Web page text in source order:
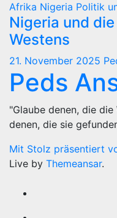
Afrika Nigeria Politik
Nigeria und
Westens
21. November 2025
Peds
"Glaube denen, die
denen, die sie
Mit Stolz präsentiert
Live by Themeansar.